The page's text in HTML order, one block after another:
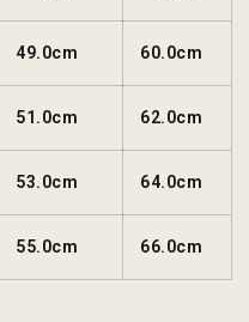
49.0cm 60.0cm
51.0cm 62.0cm
53.0cm 64.0cm
55.0cm 66.0cm